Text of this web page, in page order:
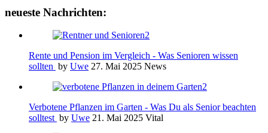
neueste Nachrichten:
Rente und Pension im Vergleich - Was Senioren wissen
sollten by Uwe 27. Mai 2025 News
Verbotene Pflanzen im Garten - Was Du als Senior beachten
solltest by Uwe 21. Mai 2025 Vital